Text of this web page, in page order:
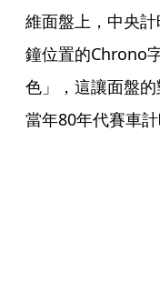
維面盤上，中央
鐘位置的Chrono
色」，這讓面盤
當年80年代賽車計